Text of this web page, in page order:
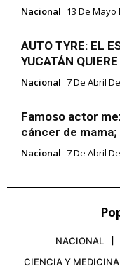
Nacional 13 De Mayo
AUTO TYRE: EL
YUCATÁN
Nacional 7 De Abril
Famoso actor
cáncer de
Nacional 7 De Abril
NACIONAL
CIENCIA Y MEDICINA